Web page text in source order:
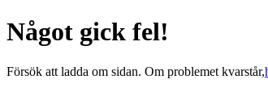
Något gick fel!
Försök att ladda om sidan. Om problemet kvarstår,